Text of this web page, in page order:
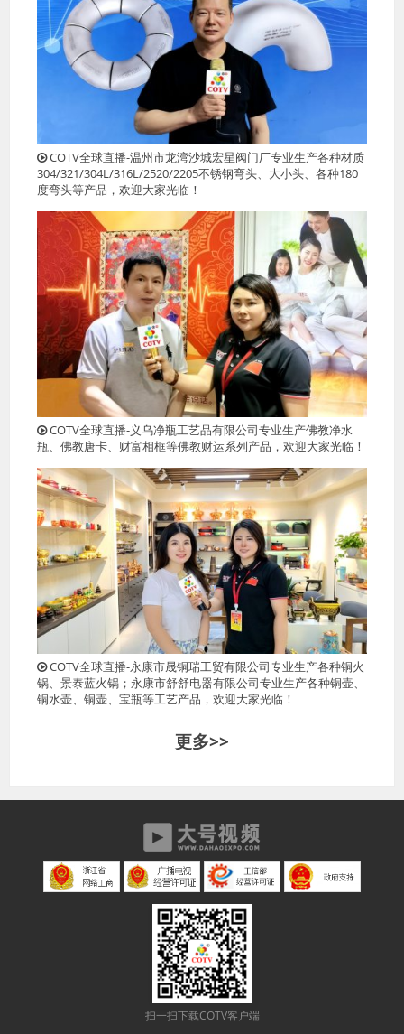
COTV全球直播-温州市龙湾沙城宏星阀门厂专业生产各种材质
304/321/304L/316L/2520/2205不锈钢弯头、大小头、各种180
度弯头等产品，欢迎大家光临！
COTV全球直播-义乌净瓶工艺品有限公司专业生产佛教净水
瓶、佛教唐卡、财富相框等佛教财运系列产品，欢迎大家光临！
COTV全球直播-永康市晟铜瑞工贸有限公司专业生产各种铜火
锅、景泰蓝火锅；永康市舒舒电器有限公司专业生产各种铜壶、
铜水壶、铜壶、宝瓶等工艺产品，欢迎大家光临！
更多>>
扫一扫下载COTV客户端